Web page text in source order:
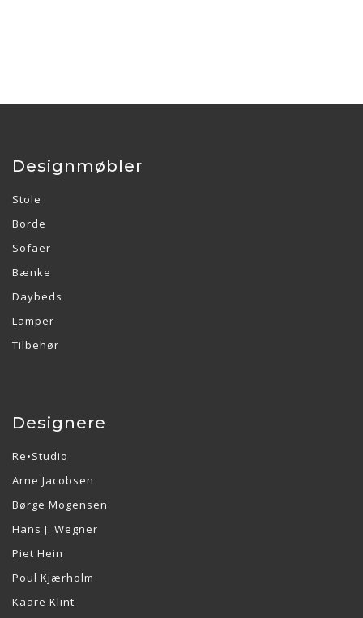
Designmøbler
Stole
Borde
Sofaer
Bænke
Daybeds
Lamper
Tilbehør
Designere
Re•Studio
Arne Jacobsen
Børge Mogensen
Hans J. Wegner
Piet Hein
Poul Kjærholm
Kaare Klint